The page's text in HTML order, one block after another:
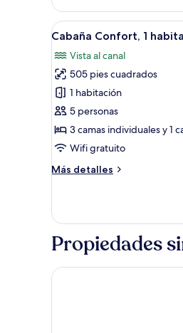
1
habitación
(Ñire)
Abrir
todas
las
fotos
de
Cabaña
Confort,
1
habitación
14
Cabaña Confort, 1
Vista al canal
505 pies cuadrados
1 habitación
5 personas
3 camas individuales y 1
Wifi gratuito
Más detalles
Más
Confort,
habitación
Propiedades
Hotel Austral Ushuaia